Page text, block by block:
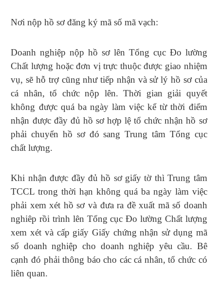
Nơi nộp hồ sơ đăng ký mã số mã vạch:
Doanh nghiệp nộp hồ sơ lên Tổng cục Đo lường
Chất lượng hoặc đơn vị trực thuộc được giao nhiệm
vụ, sẽ hỗ trợ cũng như tiếp nhận và sử lý hồ sơ của
cá nhân, tổ chức nộp lên. Thời gian giải quyết
không được quá ba ngày làm việc kể từ thời điểm
nhận được đầy đủ hồ sơ hợp lệ tổ chức nhận hồ sơ
phải chuyển hồ sơ đó sang Trung tâm Tổng cục
chất lượng.
Khi nhận được đầy đủ hồ sơ giấy tờ thì Trung tâm
TCCL trong thời hạn không quá ba ngày làm việc
phải xem xét hồ sơ và đưa ra đề xuất mã số doanh
nghiêp rồi trình lên Tổng cục Đo lường Chất lượng
xem xét và cấp giấy Giấy chứng nhận sử dụng mã
số doanh nghiệp cho doanh nghiệp yêu cầu. Bê
cạnh đó phải thông báo cho các cá nhân, tổ chức có
liên quan.